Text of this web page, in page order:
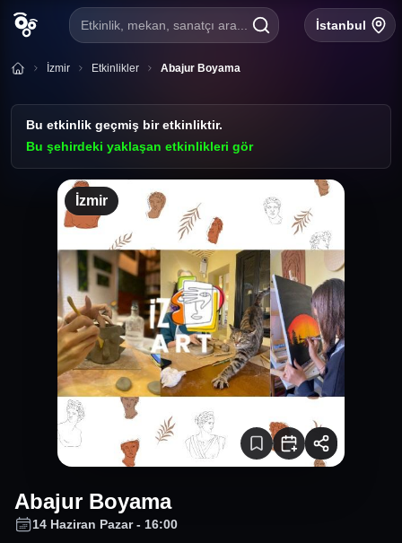
Etkinlik, mekan, sanatçı ara... İstanbul
İzmir Etkinlikler Abajur Boyama
Bu etkinlik geçmiş bir etkinliktir.
Bu şehirdeki yaklaşan etkinlikleri gör
İzmir
Abajur Boyama
14 Haziran Pazar - 16:00